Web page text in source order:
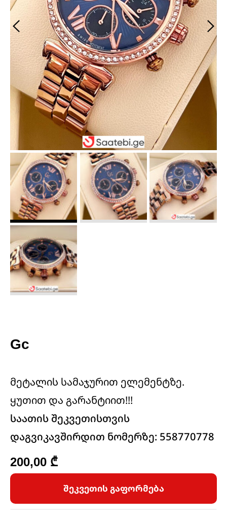
Gc
მეტალის სამაჯურით ელემენტზე.
ყუთით და გარანტიით!!!
საათის შეკვეთისთვის
დაგვიკავშირდით ნომერზე: 558770778
200,00 ₾
შეკვეთის გაფორმება